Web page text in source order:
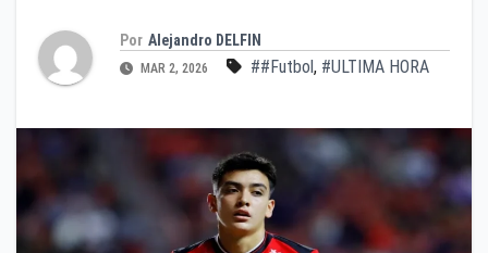
Por Alejandro DELFIN
MAR 2, 2026 ##Futbol, #ULTIMA HORA